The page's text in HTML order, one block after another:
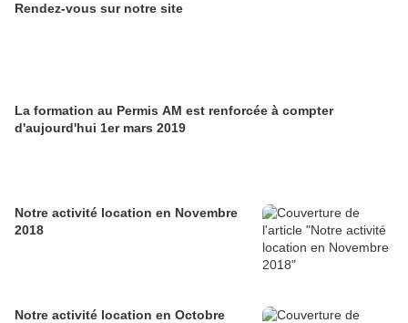
Rendez-vous sur notre site
La formation au Permis AM est renforcée à compter
d'aujourd'hui 1er mars 2019
Notre activité location en Novembre
2018
Notre activité location en Octobre